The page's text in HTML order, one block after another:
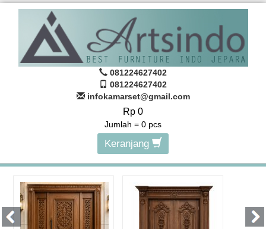
081224627402
081224627402
infokamarset@gmail.com
Rp 0
Jumlah = 0 pcs
Keranjang